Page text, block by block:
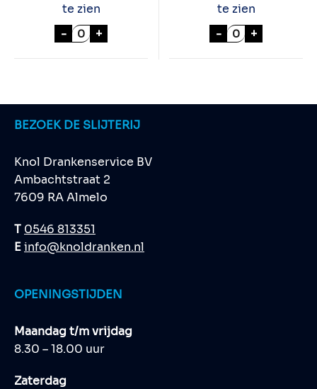
te zien
- ABERLOUR 12 YEARS 70cl aantal
+
te zien
- JAMESON
+
BEZOEK DE SLIJTERIJ
Knol Drankenservice BV
Ambachtstraat 2
7609 RA Almelo
T 0546 813351
Einfo@knoldranken.nl
OPENINGSTIJDEN
Maandag t/m vrijdag
8.30 – 18.00 uur
Zaterdag